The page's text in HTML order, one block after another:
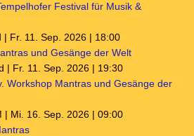
Festival für Musik &
| Fr. 11. Sep. 2026 | 18:00
und Gesänge der Welt
| Fr. 11. Sep. 2026 | 19:30
Workshop Mantras und Gesänge der
| Mi. 16. Sep. 2026 | 09:00